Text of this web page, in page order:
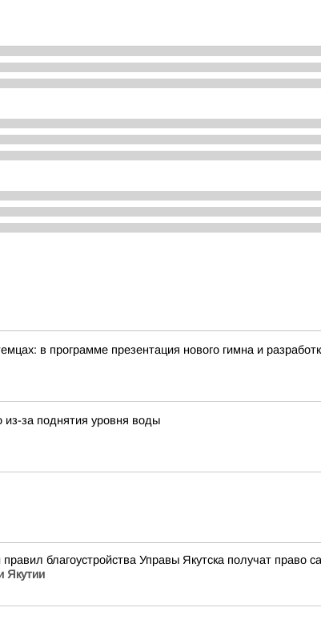
в программе презентация нового гимна и
из-за поднятия уровня воды
благоустройства Управы Якутска получат право
Якутии